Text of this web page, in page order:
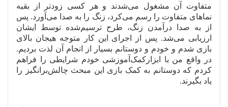
متفاوت آن مشغول میشدند و هر کسی زودتر از بقیه
نماهای متفاوت را رسم میکرد، زنگ را به صدا می آورد. پس
از به صدا درآمدن زنگ، طرح ترسیمشده توسط ایشان
ارزیابی میشد. پس از اجرای این کار متوجه هیجان بالای
بازی شدم و خودم و دوستانم بسیار از انجام آن لذت بردیم.
در واقع من با ابزارکمک آموزشی خودم شرایطی را فراهم
کردم که دوستانم به کمک بازی این مبحث چالشبرانگیز را
یاد بگیرند.